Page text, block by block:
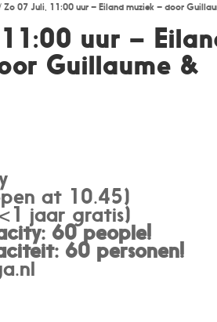
07 Juli, 11:00 uur – Eiland muziek – door
uur –
Guillaume &
at 10.45)
jaar gratis)
60 people!
60 personen!